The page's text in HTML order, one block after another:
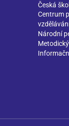
Česká
Centrum
Národní